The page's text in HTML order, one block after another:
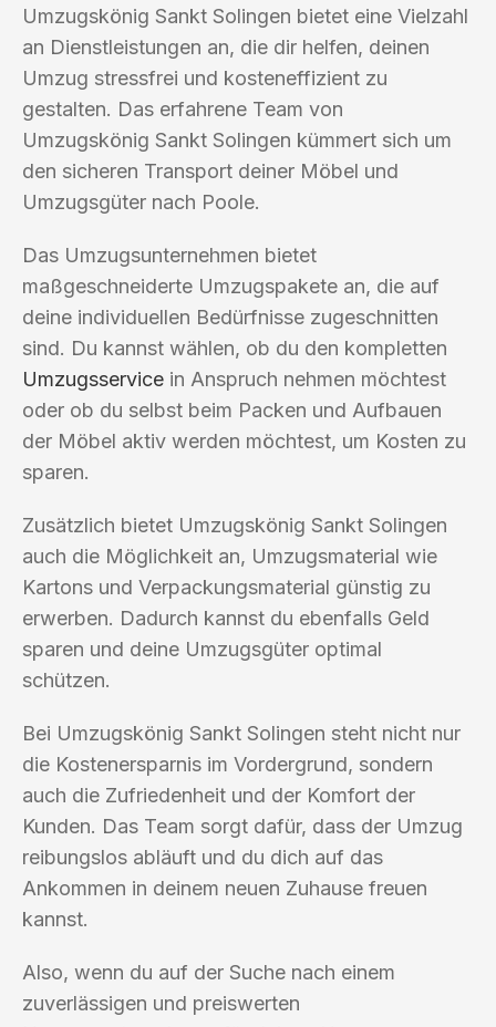
Umzugskönig Sankt Solingen bietet eine Vielzahl
an Dienstleistungen an, die dir helfen, deinen
Umzug stressfrei und kosteneffizient zu
gestalten. Das erfahrene Team von
Umzugskönig Sankt Solingen kümmert sich um
den sicheren Transport deiner Möbel und
Umzugsgüter nach Poole.
Das Umzugsunternehmen bietet
maßgeschneiderte Umzugspakete an, die auf
deine individuellen Bedürfnisse zugeschnitten
sind. Du kannst wählen, ob du den kompletten
Umzugsservice in Anspruch nehmen möchtest
oder ob du selbst beim Packen und Aufbauen
der Möbel aktiv werden möchtest, um Kosten zu
sparen.
Zusätzlich bietet Umzugskönig Sankt Solingen
auch die Möglichkeit an, Umzugsmaterial wie
Kartons und Verpackungsmaterial günstig zu
erwerben. Dadurch kannst du ebenfalls Geld
sparen und deine Umzugsgüter optimal
schützen.
Bei Umzugskönig Sankt Solingen steht nicht nur
die Kostenersparnis im Vordergrund, sondern
auch die Zufriedenheit und der Komfort der
Kunden. Das Team sorgt dafür, dass der Umzug
reibungslos abläuft und du dich auf das
Ankommen in deinem neuen Zuhause freuen
kannst.
Also, wenn du auf der Suche nach einem
zuverlässigen und preiswerten